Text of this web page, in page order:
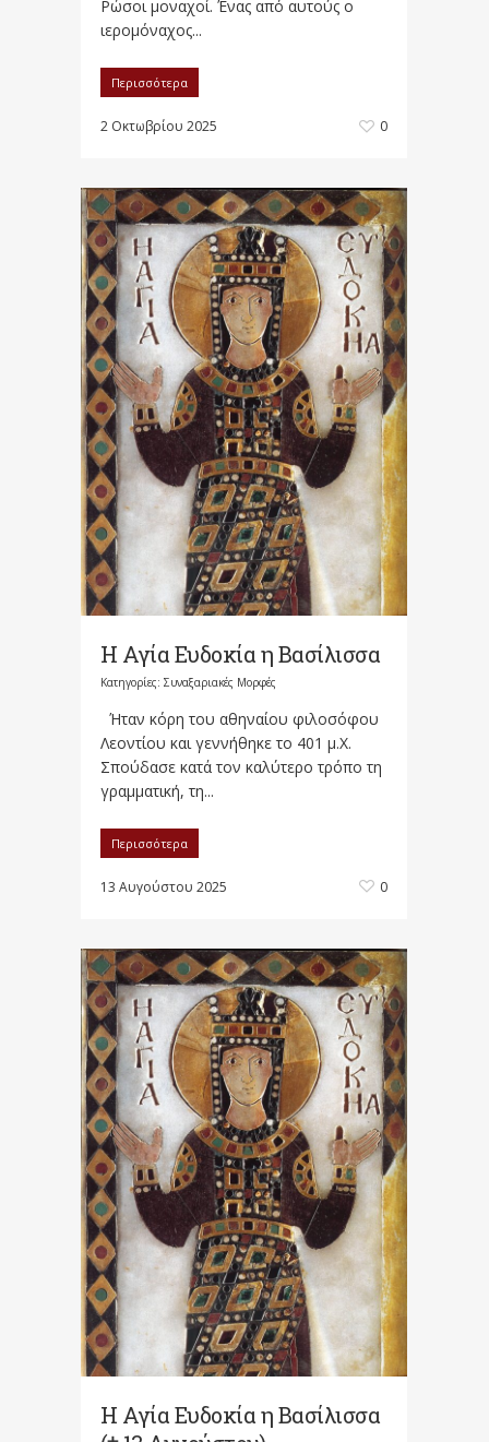
Ρώσοι μοναχοί. Ένας από αυτούς ο
ιερομόναχος...
Περισσότερα
2 Οκτωβρίου 2025 0
Η Αγία Ευδοκία η Βασίλισσα
Κατηγορίες: Συναξαριακές Μορφές
Ήταν κόρη του αθηναίου φιλοσόφου
Λεοντίου και γεννήθηκε το 401 μ.Χ.
Σπούδασε κατά τον καλύτερο τρόπο τη
γραμματική, τη...
Περισσότερα
13 Αυγούστου 2025 0
Η Αγία Ευδοκία η Βασίλισσα